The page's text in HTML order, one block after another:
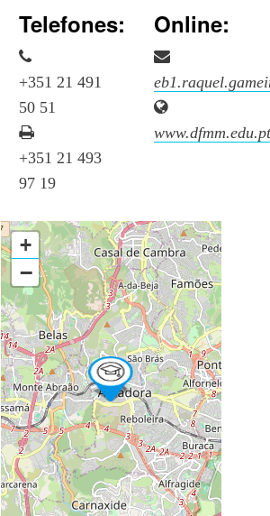
Telefones:
+351 21 491
50 51
+351 21 493
97 19
Online:
www.dfmm.edu.pt
+
−